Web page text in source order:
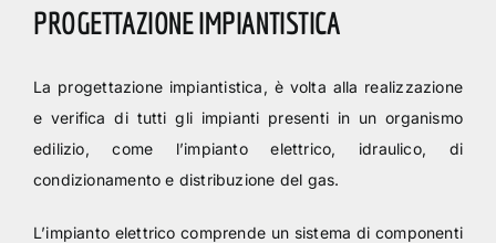
PROGETTAZIONE IMPIANTISTICA
La progettazione impiantistica, è volta alla realizzazione
e verifica di tutti gli impianti presenti in un organismo
edilizio, come l’impianto elettrico, idraulico, di
condizionamento e distribuzione del gas.
L’impianto elettrico comprende un sistema di componenti